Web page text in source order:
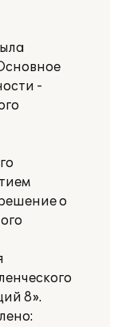
-
о
8».